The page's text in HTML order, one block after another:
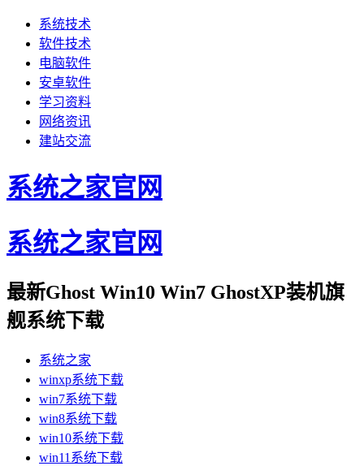
系统技术
软件技术
电脑软件
安卓软件
学习资料
网络资讯
建站交流
系统之家官网
系统之家官网
最新Ghost Win10 Win7 GhostXP装机旗
舰系统下载
系统之家
winxp系统下载
win7系统下载
win8系统下载
win10系统下载
win11系统下载